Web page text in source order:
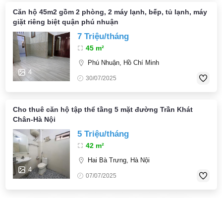
Căn hộ 45m2 gồm 2 phòng, 2 máy lạnh, bếp, tủ lạnh, máy
giặt riêng biệt quận phú nhuận
4
7 Triệu/tháng
45 m²
Phú Nhuận, Hồ Chí Minh
30/07/2025
Cho thuê căn hộ tập thể tầng 5 mặt đường Trần Khát
Chân-Hà Nội
4
5 Triệu/tháng
42 m²
Hai Bà Trưng, Hà Nội
07/07/2025